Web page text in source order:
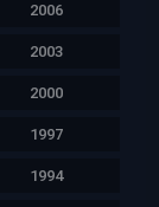
2006
2003
2000
1997
1994